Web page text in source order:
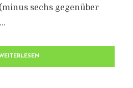
sechs gegenüber